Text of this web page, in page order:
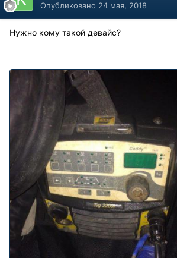
Опубликовано 24 мая, 2018
Нужно кому такой девайс?